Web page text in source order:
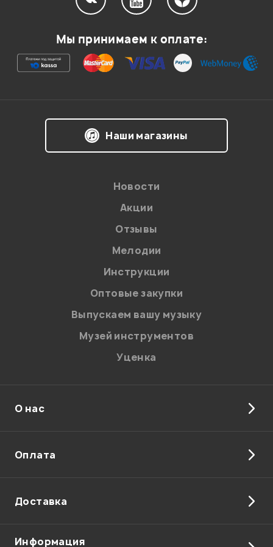
Ваша оценка:
на обработку персональных данных в
Политикой в отношении обработки
персональных данных.
Введите проверочное число:
Отправить
Мы принимаем к оплате:
Наши магазины
Новости
Акции
Отзывы
Мелодии
Инструкции
Оптовые закупки
Выпускаем вашу музыку
Музей инструментов
Уценка
О нас
Оплата
Доставка
Информация